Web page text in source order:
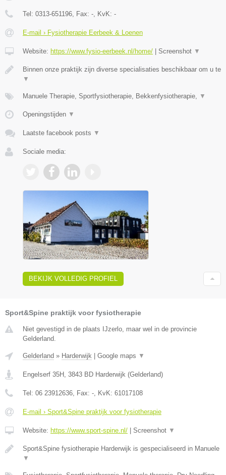
Tel: 0313-651196 , Fax: - , KvK: -
E-mail › Fysiotherapie Eerbeek & Loenen
Website: https://www.fysio-eerbeek.nl/home/ | Screenshot ▼
Binnen onze praktijk zijn diverse specialisaties beschikbaar om u te
▼
Manuele Therapie, Sportfysiotherapie, Bekkenfysiotherapie, ▼
Openingstijden ▼
Laatste facebook posts ▼
Sociale media:
BEKIJK VOLLEDIG PROFIEL
Sport&Spine praktijk voor fysiotherapie
Niet gevestigd in de plaats IJzerlo, maar wel in de provincie
Gelderland.
Gelderland » Harderwijk | Google maps ▼
Engelserf 35H 3843 BD Harderwijk (Gelderland)
Tel: 06 23912636 , Fax: - , KvK: 61017108
E-mail › Sport&Spine praktijk voor fysiotherapie
Website: https://www.sport-spine.nl/ | Screenshot ▼
Sport&Spine fysiotherapie Harderwijk is gespecialiseerd in Manuele
▼